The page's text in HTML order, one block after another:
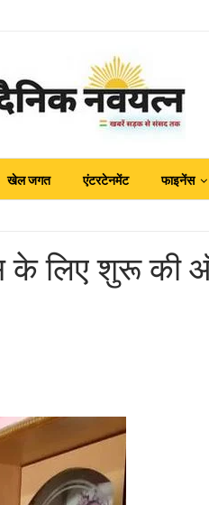
खेल जगत एंटरटेनमेंट फाइनेंस
के लिए शुरू की